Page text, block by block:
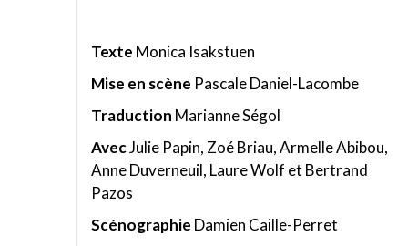
Texte Monica Isakstuen
Mise en scène Pascale Daniel-Lacombe
Traduction Marianne Ségol
AvecJulie Papin, Zoé Briau, Armelle Abibou,
Anne Duverneuil, Laure Wolf et Bertrand
Pazos
Scénographie Damien Caille-Perret